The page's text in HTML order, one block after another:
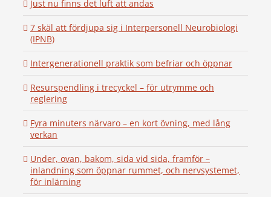
Just nu finns det luft att andas
7 skäl att fördjupa sig i Interpersonell Neurobiologi
(IPNB)
Intergenerationell praktik som befriar och öppnar
Resurspendling i trecyckel – för utrymme och
reglering
Fyra minuters närvaro – en kort övning, med lång
verkan
Under, ovan, bakom, sida vid sida, framför –
inlandning som öppnar rummet, och nervsystemet,
för inlärning